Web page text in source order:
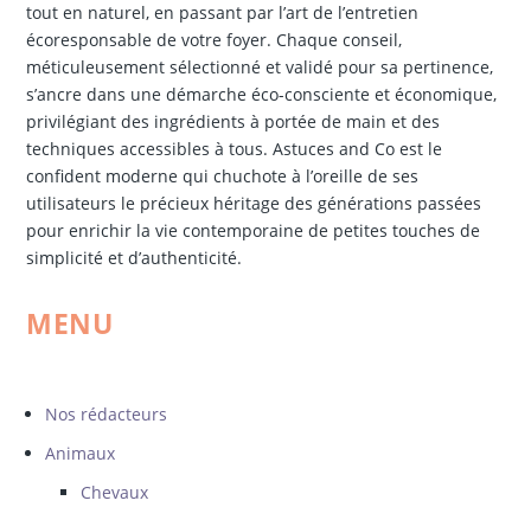
tout en naturel, en passant par l’art de l’entretien
écoresponsable de votre foyer. Chaque conseil,
méticuleusement sélectionné et validé pour sa pertinence,
s’ancre dans une démarche éco-consciente et économique,
privilégiant des ingrédients à portée de main et des
techniques accessibles à tous. Astuces and Co est le
confident moderne qui chuchote à l’oreille de ses
utilisateurs le précieux héritage des générations passées
pour enrichir la vie contemporaine de petites touches de
simplicité et d’authenticité.
MENU
Nos rédacteurs
Animaux
Chevaux